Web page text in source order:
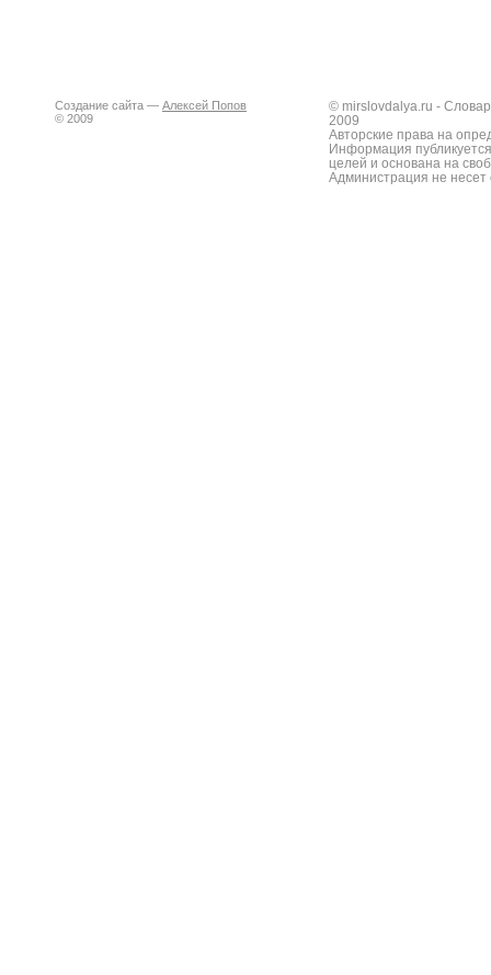
Создание сайта — Алексей Попов
© 2009
© mirslovdalya.ru -
2009
Авторские права на
Информация
целей и основана на
Администрация не несет